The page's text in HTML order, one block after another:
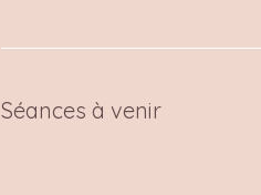
Séances à venir